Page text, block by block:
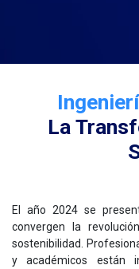
La
El año 2024 se
convergen la
sostenibilidad.
y académicos están